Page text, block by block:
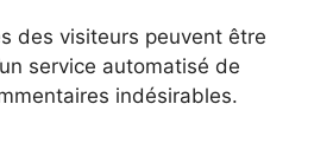
des visiteurs peuvent être
service automatisé de
indésirables.